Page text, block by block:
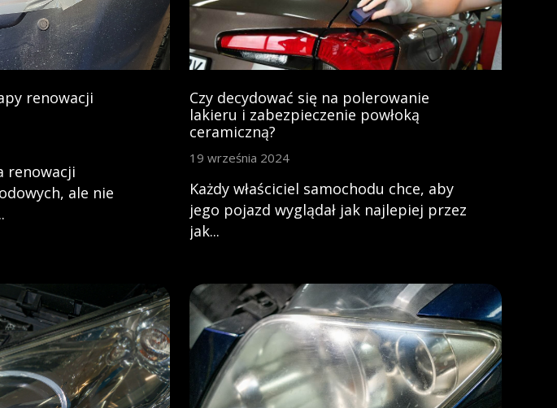
renowacji
renowacji
ale nie
Czy decydować się na polerowanie
lakieru i zabezpieczenie powłoką
ceramiczną?
19 września 2024
Każdy właściciel samochodu chce, aby
jego pojazd wyglądał jak najlepiej przez
jak...